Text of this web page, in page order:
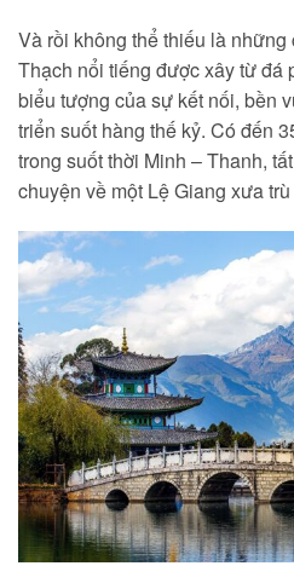
Và rồi không thể thiếu là
Thạch nổi tiếng được xây từ đá
biểu tượng của sự kết nối, bền
triển suốt hàng thế kỷ. Có đến
trong suốt thời Minh – Thanh,
chuyện về một Lệ Giang xưa